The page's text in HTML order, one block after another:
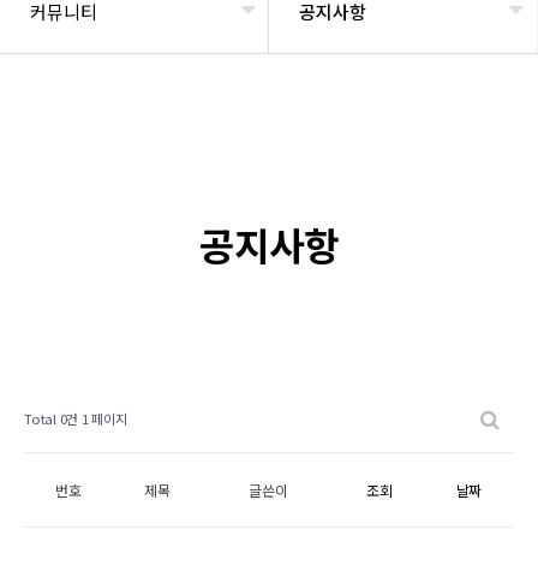
커뮤니티 공지사항
공지사항
Total 0건 1 페이지
번호 제목 글쓴이 조회 날짜